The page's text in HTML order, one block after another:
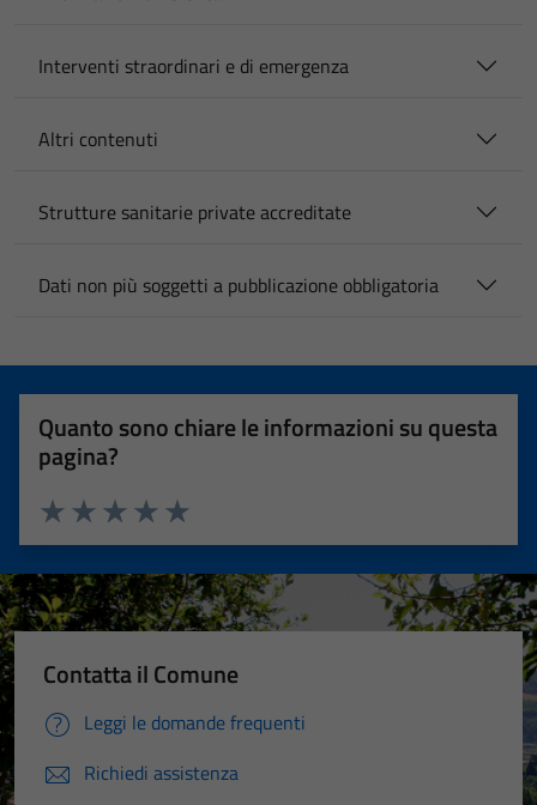
Interventi straordinari e di emergenza
Altri contenuti
Strutture sanitarie private accreditate
Dati non più soggetti a pubblicazione obbligatoria
Quanto sono chiare le informazioni su questa
pagina?
Valuta 5 stelle su 5
Valuta 4 stelle su 5
Valuta 3 stelle su 5
Valuta 2 stelle su 5
Valuta 1 stelle su 5
Contatta il Comune
Leggi le domande frequenti
Richiedi assistenza